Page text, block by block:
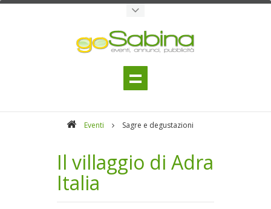
Eventi Sagre e degustazioni
Il villaggio di Adra
Italia